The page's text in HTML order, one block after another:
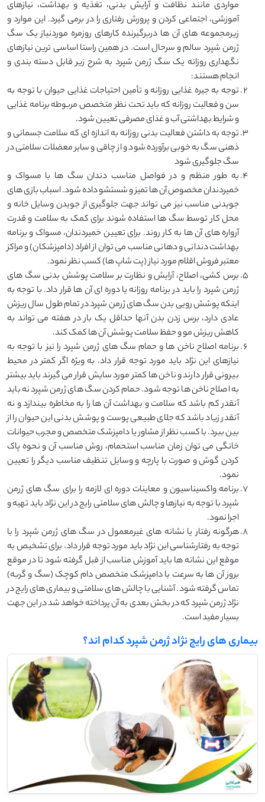
مواردی مانند نظافت و آرایش بدنی، تغذیه و بهداشت، نیازهای
آموزشی، اجتماعی کردن و پرورش رفتاری را در برمی گیرد. این موارد و
زیرمجموعه های آن ها دربرگیرنده کارهای روزمره موردنیاز یک سگ
ژرمن شپرد سالم و سرحال است. در همین راستا اساسی ترین نیازهای
نگهداری روزانه یک سگ ژرمن شپرد به شرح زیر قابل دسته بندی و
انجام هستند:
توجه به جیره غذایی روزانه و تأمین احتیاجات غذایی حیوان با توجه به
سن و فعالیت روزانه که باید تحت نظر متخصص مربوطه برنامه غذایی
و شرایط بهداشتی آب و غذای مصرفی تعیین شود.
توجه به داشتن فعالیت بدنی روزانه به اندازه ای که سلامت جسمانی و
ذهنی سگ به خوبی برآورده شود و از چاقی و سایر معضلات سلامتی در
سگ جلوگیری شود
به طور منظم و در فواصل مناسب دندان سگ ها با مسواک و
خمیردندان مخصوص آن ها تمیز و شستشو داده شود. اسباب بازی های
جویدنی مناسب نیز می تواند جهت جلوگیری از جویدن وسایل خانه و
محل کار توسط سگ ها استفاده شوند برای کمک به سلامت و قدرت
آرواره های آن ها به کار روند. برای تعیین خمیردندان، مسواک و برنامه
بهداشت دندانی و دهانی مناسب می توان از افراد (دامپزشکان) و مراکز
معتبر فروش اقلام مورد نیاز (پت شاپ ها) کسب نظر نمود.
برس کشی، اصلاح، آرایش و نظارت بر سلامت پوشش بدنی سگ های
ژرمن شپرد را باید در برنامه روزانه یا دوره ای آن ها قرار داد. با توجه به
اینکه پوشش رویی بدن سگ های ژرمن شپرد در تمام طول سال ریزش
عادی دارد، برس زدن بدن آنها حداقل یک بار در هفته می تواند به
کاهش ریزش مو و حفظ سلامت پوشش آن ها کمک کند.
برنامه اصلاح ناخن ها و حمام سگ های ژرمن شپرد را نیز با توجه به
نیازهای این نژاد باید مورد توجه قرار داد. به ویژه اگر کمتر در محیط
بیرونی قرار دارند و ناخن ها کمتر مورد سایش قرار می گیرند باید بیشتر
به اصلاح ناخن ها توجه شود. حمام کردن سگ های ژرمن شپرد نه باید
آنقدر کم باشد که سلامت و بهداشت آن ها را به مخاطره بیندازد و نه
آنقدر زیاد باشد که جلای طبیعی پوست و پوشش بدنی این حیوان را از
بین ببرد. با کسب نظر از مشاور یا دامپزشک متخصص و مجرب حیوانات
خانگی می توان زمان مناسب استحمام، روش مناسب آن و نحوه پاک
کردن گوش و صورت با پارچه و وسایل تنظیف مناسب دیگر را تعیین
نمود.
برنامه واکسیناسیون و معاینات دوره ای لازمه را برای سگ های ژرمن
شپرد با توجه به نیازها و چالش های سلامتی رایج در این نژاد باید تهیه و
اجرا نمود.
هرگونه رفتار یا نشانه های غیرمعمول در سگ های ژرمن شپرد را با
توجه به رفتارشناسی این نژاد باید مورد توجه قرار داد. برای تشخیص به
موقع این نشانه ها باید آموزش مناسب از قبل گرفته شود تا در موقع
بروز آن ها به سرعت با دامپزشک متخصص دام کوچک (سگ و گربه)
تماس گرفته شود. آشنایی با چالش های سلامتی و بیماری های رایج در
نژاد ژرمن شپرد که در بخش بعدی به آن پرداخته خواهد شد در این جهت
بسیار مفید است.
بیماری های رایج نژاد ژرمن شپرد کدام اند؟